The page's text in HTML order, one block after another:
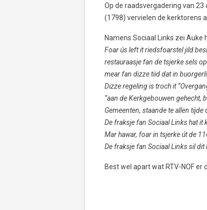
Op de raadsvergadering van
(1798) vervielen de kerktorens
Namens Sociaal Links zei Auke
Foar ús left it riedsfoarstel jild
restauraasje fan de tsjerke sels
mear fan dizze tiid dat in
Dizze regeling is troch it
“aan de Kerkgebouwen
Gemeenten, staande te allen
De fraksje fan Sociaal Links hat
Mar hawar, foar in tsjerke út de
De fraksje fan Sociaal Links sil
Best wel apart wat RTV-NOF er